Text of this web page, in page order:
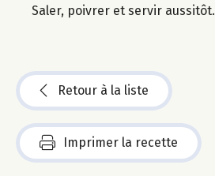
Saler, poivrer et servir aussitôt.
Retour à la liste
Imprimer la recette